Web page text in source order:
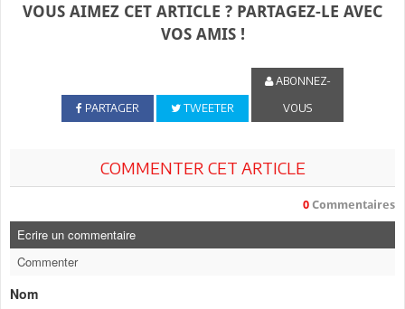
VOUS AIMEZ CET ARTICLE ? PARTAGEZ-LE AVEC
VOS AMIS !
PARTAGER TWEETER
ABONNEZ-
VOUS
COMMENTER CET ARTICLE
0 Commentaires
Ecrire un commentaire
Commenter
Nom